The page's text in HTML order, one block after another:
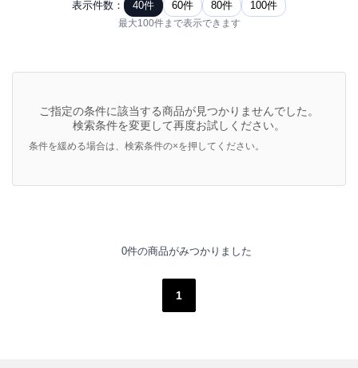
表示件数： 40件 60件 80件 100件
最大100件まで表示できます
ご指定の条件に該当する商品が見つかりませんでした。
検索条件を変更して再度お試しください。
条件を緩める場合は、検索条件の×を押してください。
0件の商品がみつかりました
1